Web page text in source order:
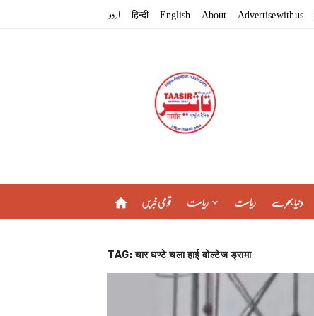
اردو हिन्दी English About Advertise with us
home قومی خبریں ریاست ریاست دنیا بھر سے
TAG:चार घण्टे चला हाई वोल्टेज ड्रामा